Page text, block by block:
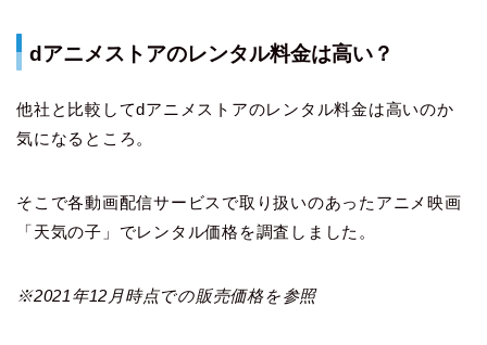
dアニメストアのレンタル料金は高い？
他社と比較してdアニメストアのレンタル料金は高いのか
気になるところ。
そこで各動画配信サービスで取り扱いのあったアニメ映画
「天気の子」でレンタル価格を調査しました。
※2021年12月時点での販売価格を参照